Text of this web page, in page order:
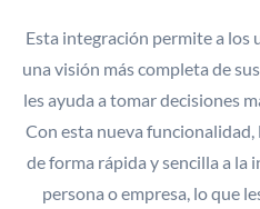
Esta integración permite a los
una visión más completa de
les ayuda a tomar decisiones
Con esta nueva
de forma rápida y sencilla a la
persona o empresa, lo que